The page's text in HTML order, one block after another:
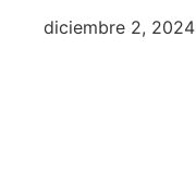
diciembre 2, 2024